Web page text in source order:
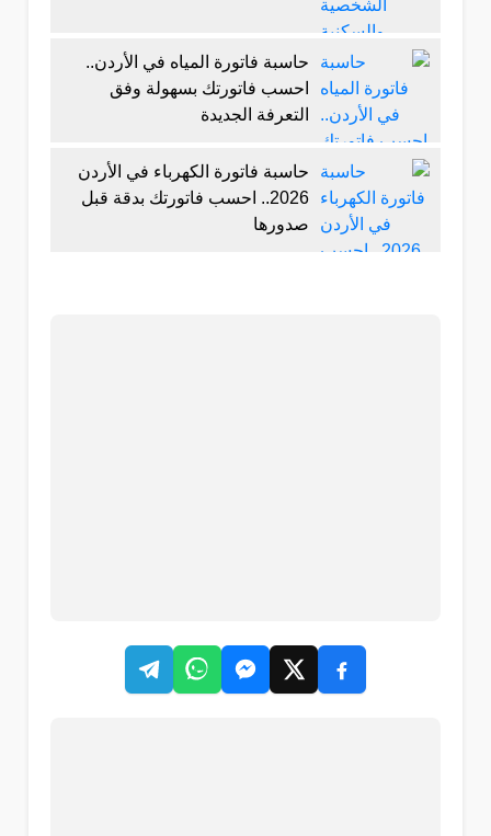
حاسبة فاتورة المياه في الأردن..
احسب فاتورتك بسهولة وفق
التعرفة الجديدة
حاسبة فاتورة الكهرباء في الأردن
2026.. احسب فاتورتك بدقة قبل
صدورها